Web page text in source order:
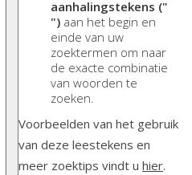
aanhalingstekens ("
") aan het begin en
einde van uw
zoektermen om naar
de exacte combinatie
van woorden te
zoeken.
Voorbeelden van het gebruik
van deze leestekens en
meer zoektips vindt u hier.